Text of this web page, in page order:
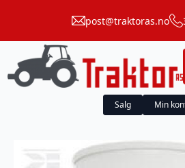
post@traktoras.no
Salg Min